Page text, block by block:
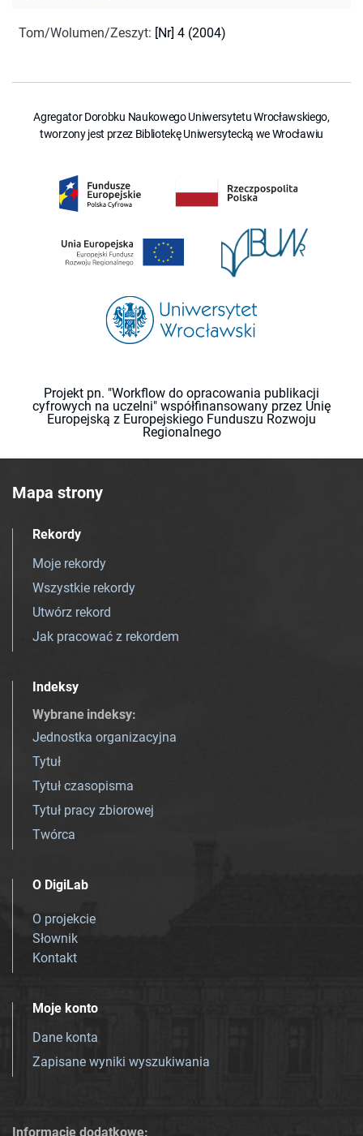
Tom/Wolumen/Zeszyt: [Nr] 4 (2004)
Agregator Dorobku Naukowego Uniwersytetu Wrocławskiego,
tworzony jest przez Bibliotekę Uniwersytecką we Wrocławiu
Projekt pn. "Workflow do opracowania publikacji
cyfrowych na uczelni" współfinansowany przez Unię
Europejską z Europejskiego Funduszu Rozwoju
Regionalnego
Mapa strony
Rekordy
Moje rekordy
Wszystkie rekordy
Utwórz rekord
Jak pracować z rekordem
Indeksy
Wybrane indeksy:
Jednostka organizacyjna
Tytuł
Tytuł czasopisma
Tytuł pracy zbiorowej
Twórca
O DigiLab
O projekcie
Słownik
Kontakt
Moje konto
Dane konta
Zapisane wyniki wyszukiwania
Informacje dodatkowe: